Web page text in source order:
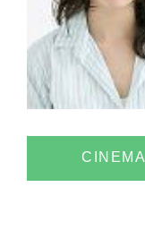
CINEMA